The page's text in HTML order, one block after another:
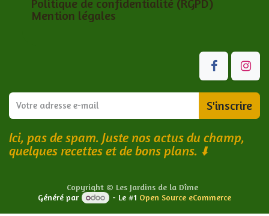
Politique de confidentialité (RGPD)
Mention légales
S'inscrire
Ici, pas de spam. Juste nos actus du champ,
quelques recettes et de bons plans. ⬇️
Copyright © Les Jardins de la Dîme
Généré par
- Le #1 Open Source eCommerce